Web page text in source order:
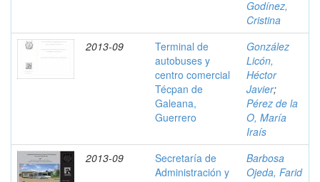
Godínez,
Cristina
2013-09
Terminal de
autobuses y
centro comercial
Técpan de
Galeana,
Guerrero
González
Licón,
Héctor
Javier;
Pérez de la
O, María
Iraís
2013-09
Secretaría de
Administración y
Barbosa
Ojeda, Farid